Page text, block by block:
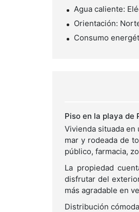
Agua caliente:
Orientación:
Consumo
Piso en la playa de
Vivienda situada en
mar y rodeada de
público, farmacia,
La propiedad
disfrutar del
más agradable en
Distribución